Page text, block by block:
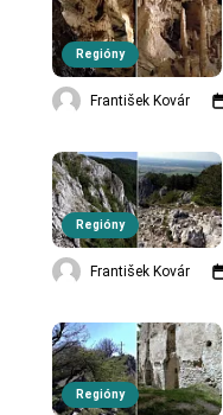
Regióny
František Kovár
Regióny
František Kovár
Regióny